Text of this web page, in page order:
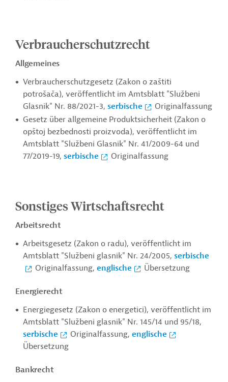
Verbraucherschutzrecht
Allgemeines
Verbraucherschutzgesetz (Zakon o zaštiti
potrošača), veröffentlicht im Amtsblatt "Službeni
Glasnik" Nr. 88/2021-3, serbische
Originalfassung
Gesetz über allgemeine Produktsicherheit (Zakon o
opštoj bezbednosti proizvoda), veröffentlicht im
Amtsblatt "Službeni Glasnik" Nr. 41/2009-64 und
77/2019-19, serbische Originalfassung
Sonstiges Wirtschaftsrecht
Arbeitsrecht
Arbeitsgesetz (Zakon o radu), veröffentlicht im
Amtsblatt "Službeni glasnik" Nr. 24/2005, serbische
Originalfassung, englische Übersetzung
Energierecht
Energiegesetz (Zakon o energetici), veröffentlicht im
Amtsblatt "Službeni glasnik" Nr. 145/14 und 95/18,
serbische
Originalfassung, englische
Übersetzung
Bankrecht